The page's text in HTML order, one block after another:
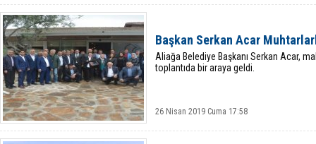
Başkan Serkan Acar
Aliağa Belediye Başkanı Serkan Acar,
toplantıda bir araya geldi.
26 Nisan 2019 Cuma 17:58